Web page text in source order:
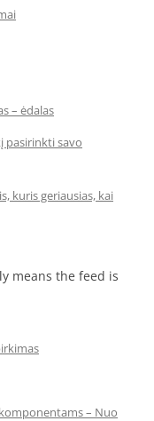
– ėdalas
pasirinkti savo
kuris geriausias, kai
means the feed is
– Nuo